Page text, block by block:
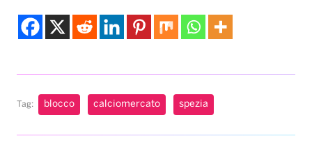
Tag: blocco calciomercato spezia